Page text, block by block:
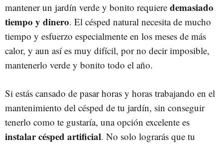
mantener un jardín verde y bonito requiere demasiado
tiempo y dinero. El césped natural necesita de mucho
tiempo y esfuerzo especialmente en los meses de más
calor, y aun así es muy difícil, por no decir imposible,
mantenerlo verde y bonito todo el año.
Si estás cansado de pasar horas y horas trabajando en el
mantenimiento del césped de tu jardín, sin conseguir
tenerlo como te gustaría, una opción excelente es
instalar césped artificial. No solo lograrás que tu